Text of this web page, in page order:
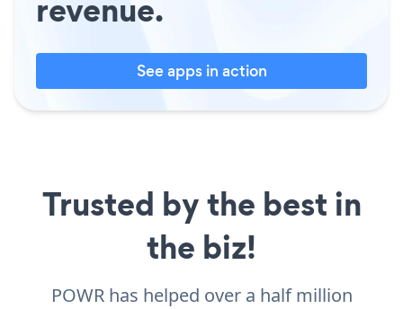
revenue.
See apps in action
Trusted by the best in
the biz!
POWR has helped over a half million